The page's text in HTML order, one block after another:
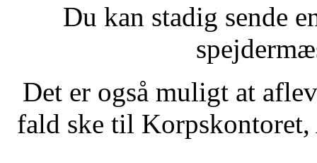
Du kan stadig sende
Det er også muligt at
fald ske til